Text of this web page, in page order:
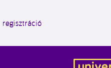
regisztráció